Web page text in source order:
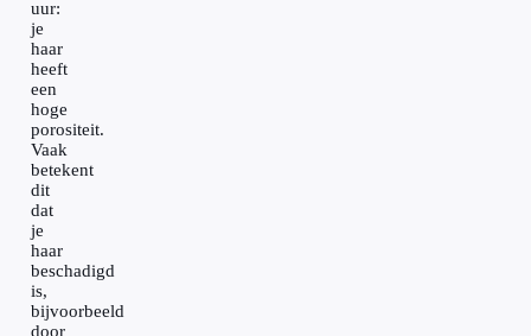
uur:
je
haar
heeft
een
hoge
porositeit.
Vaak
betekent
dit
dat
je
haar
beschadigd
is,
bijvoorbeeld
door